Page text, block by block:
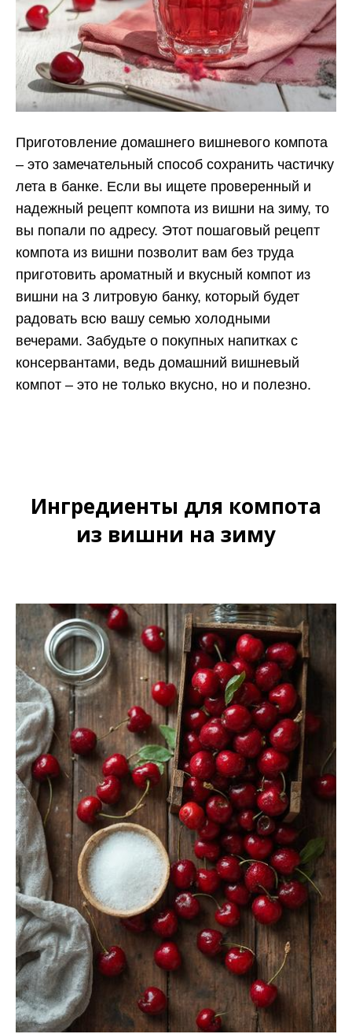
Приготовление домашнего вишневого компота
– это замечательный способ сохранить частичку
лета в банке. Если вы ищете проверенный и
надежный рецепт компота из вишни на зиму, то
вы попали по адресу. Этот пошаговый рецепт
компота из вишни позволит вам без труда
приготовить ароматный и вкусный компот из
вишни на 3 литровую банку, который будет
радовать всю вашу семью холодными
вечерами. Забудьте о покупных напитках с
консервантами, ведь домашний вишневый
компот – это не только вкусно, но и полезно.
Ингредиенты для компота
из вишни на зиму